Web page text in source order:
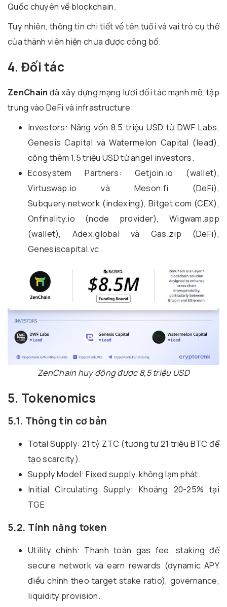
Quốc chuyên về blockchain.
Tuy nhiên, thông tin chi tiết về tên tuổi và vai trò cụ thể
của thành viên hiện chưa được công bố.
4. Đối tác
ZenChain đã xây dựng mạng lưới đối tác mạnh mẽ, tập
trung vào DeFi và infrastructure:
Investors: Nâng vốn 8.5 triệu USD từ DWF Labs,
Genesis Capital và Watermelon Capital (lead),
cộng thêm 1.5 triệu USD từ angel investors.
Ecosystem Partners: Getjoin.io (wallet),
Virtuswap.io và Meson.fi (DeFi),
Subquery.network (indexing), Bitget.com (CEX),
Onfinality.io (node provider), Wigwam.app
(wallet), Adex.global và Gas.zip (DeFi),
Genesiscapital.vc.
ZenChain huy động được 8,5 triệu USD
5. Tokenomics
5.1. Thông tin cơ bản
Total Supply: 21 tỷ ZTC (tương tự 21 triệu BTC để
tạo scarcity).
Supply Model: Fixed supply, không lạm phát.
Initial Circulating Supply: Khoảng 20-25% tại
TGE
5.2. Tính năng token
Utility chính: Thanh toán gas fee, staking để
secure network và earn rewards (dynamic APY
điều chỉnh theo target stake ratio), governance,
liquidity provision.